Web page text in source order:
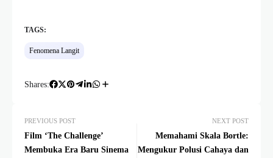
TAGS:
Fenomena Langit
Shares:
PREVIOUS POST
Film ‘The Challenge’
Membuka Era Baru Sinema
NEXT POST
Memahami Skala Bortle:
Mengukur Polusi Cahaya dan